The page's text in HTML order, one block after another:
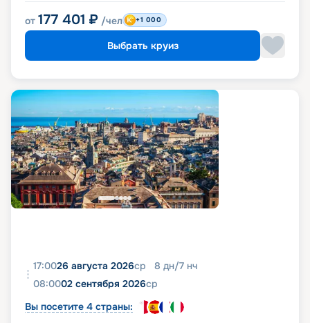
от 177 401 ₽ /чел +1 000
Выбрать круиз
17:0026 августа 2026ср 8 дн/7 нч
08:0002 сентября 2026ср
Вы посетите 4 страны: